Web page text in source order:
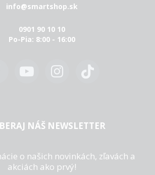
info@smartshop.sk
0901 90 10 10
Po-Pia: 8:00 - 16:00
NÁŠ NEWSLETTER
o našich novinkách, zľavách a
akciách ako prvý!